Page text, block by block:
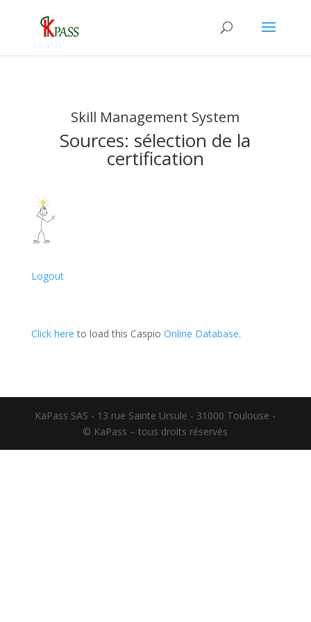
Skill Management System
Sources: sélection de la
certification
Logout
Click here to load this Caspio Online Database.
KaPass SAS - 13 rue Sainte Ursule - 31000 Toulouse -
© KaPass – tous droits réservés